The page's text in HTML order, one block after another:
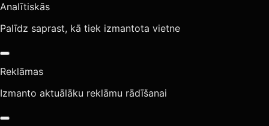
Analītiskās
Palīdz saprast, kā tiek izmantota vietne
Reklāmas
Izmanto aktuālāku reklāmu rādīšanai